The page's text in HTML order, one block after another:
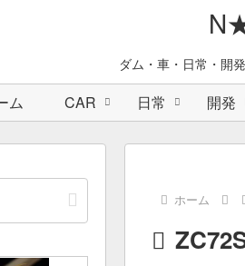
ダム・車・日常・開
ム CAR 日常 開発
ホーム